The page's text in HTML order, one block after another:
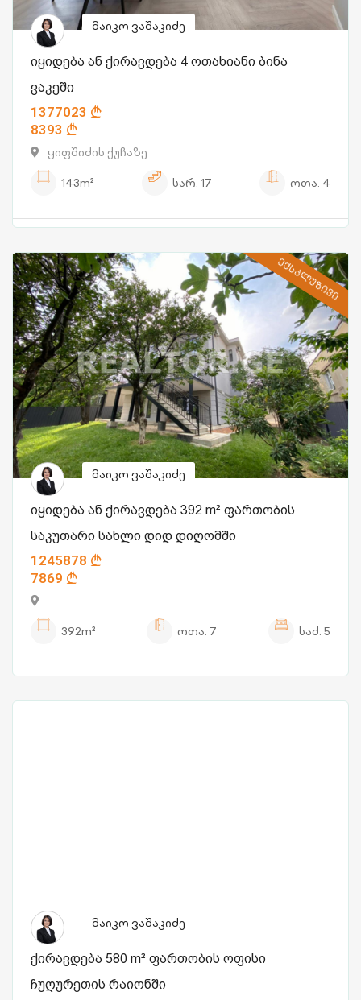
მაიკო ვაშაკიძე
იყიდება ან ქირავდება 4 ოთახიანი ბინა
ვაკეში
1377023
8393
ყიფშიძის ქუჩაზე
143m²
სარ. 17 ოთა. 4
ᲔᲥᲡᲙᲚᲣᲖᲘᲕᲘ
მაიკო ვაშაკიძე
იყიდება ან ქირავდება 392 m² ფართობის
საკუთარი სახლი დიდ დიღომში
1245878
7869
392m² ოთა. 7 საძ. 5
მაიკო ვაშაკიძე
ქირავდება 580 m² ფართობის ოფისი
ჩუღურეთის რაიონში